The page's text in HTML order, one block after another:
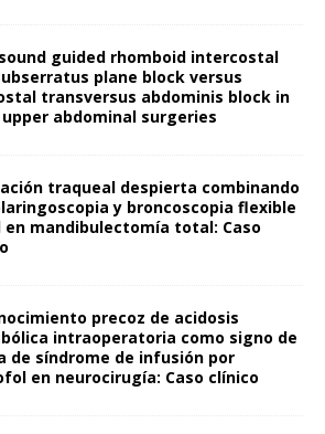
guided rhomboid intercostal
plane block versus
transversus abdominis block in
abdominal surgeries
traqueal despierta combinando
y broncoscopia flexible
en mandibulectomía total: Caso
precoz de acidosis
intraoperatoria como signo de
de síndrome de infusión por
en neurocirugía: Caso clínico